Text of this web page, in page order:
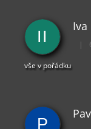
II
Iva
|
vše v pořádku
P